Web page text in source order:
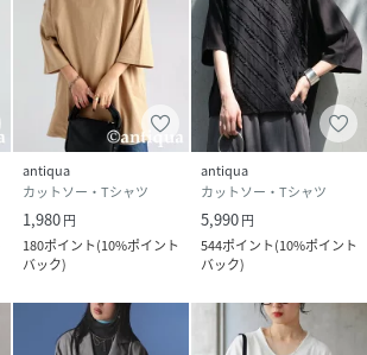
antiqua
カットソー・Tシャツ
1,980円
180ポイント(10%ポイント
バック)
antiqua
カットソー・Tシャツ
5,990円
544ポイント(10%ポイント
バック)